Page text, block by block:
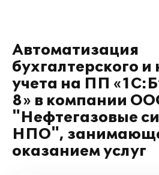
Автоматизация
бухгалтерского и
учета на ПП
8» в компании
"Нефтегазовые
НПО",
оказанием услуг